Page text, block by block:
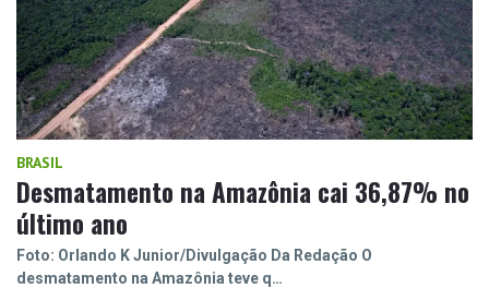
BRASIL
Desmatamento na Amazônia cai 36,87% no
último ano
Foto: Orlando K Junior/Divulgação Da Redação O
desmatamento na Amazônia teve q…